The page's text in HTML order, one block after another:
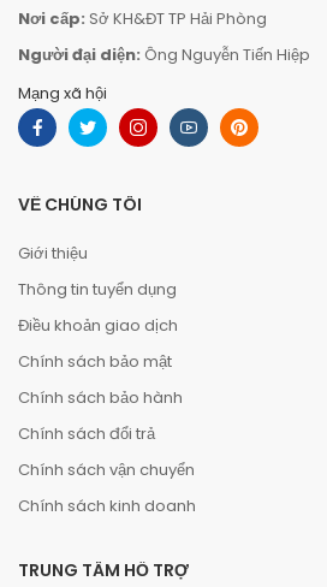
Nơi cấp: Sở KH&ĐT TP Hải Phòng
Người đại diện: Ông Nguyễn Tiến Hiệp
Mạng xã hội
VỀ CHÚNG TÔI
Giới thiệu
Thông tin tuyển dụng
Điều khoản giao dịch
Chính sách bảo mật
Chính sách bảo hành
Chính sách đổi trả
Chính sách vận chuyển
Chính sách kinh doanh
TRUNG TÂM HỖ TRỢ